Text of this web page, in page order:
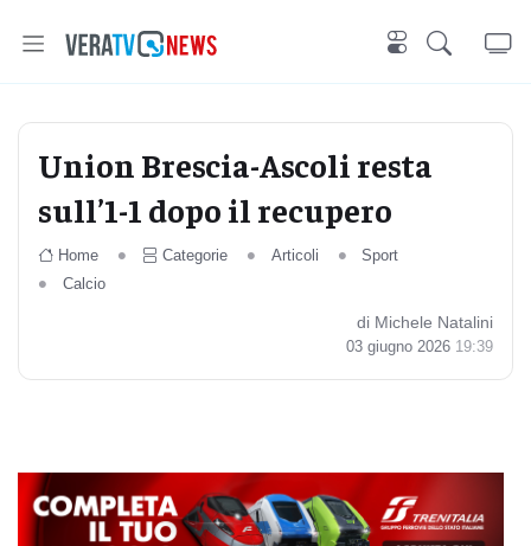
Union Brescia-Ascoli resta
sull’1-1 dopo il recupero
Home Categorie Articoli
Sport
Calcio
di Michele Natalini
03 giugno 2026 19:39